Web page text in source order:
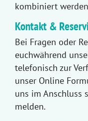
kombiniert
Kontakt &
Bei Fragen oder
euchwährend
telefonisch zur
unser Online
uns im Anschluss
melden.